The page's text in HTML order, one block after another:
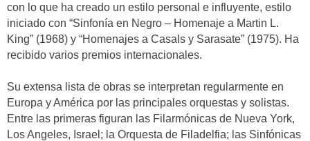
con lo que ha creado un estilo personal e influyente, estilo
iniciado con “Sinfonía en Negro – Homenaje a Martin L.
King” (1968) y “Homenajes a Casals y Sarasate” (1975). Ha
recibido varios premios internacionales.
Su extensa lista de obras se interpretan regularmente en
Europa y América por las principales orquestas y solistas.
Entre las primeras figuran las Filarmónicas de Nueva York,
Los Angeles, Israel; la Orquesta de Filadelfia; las Sinfónicas